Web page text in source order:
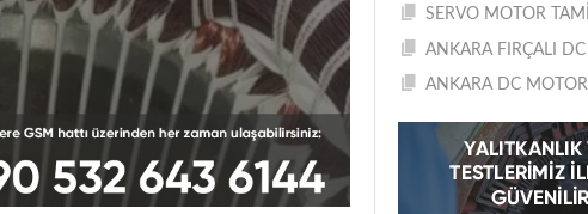
SERVO MOTOR
ANKARA FIRÇALI
ANKARA DC MOTOR